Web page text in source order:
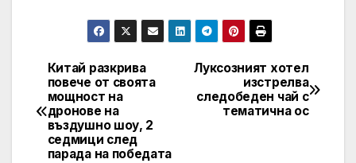
Навигация
Луксозният хотел
изстрелва
следобеден чай с
тематична ос
Китай разкрива
повече от своята
мощност на
дронове на
въздушно шоу, 2
седмици след
парада на победата